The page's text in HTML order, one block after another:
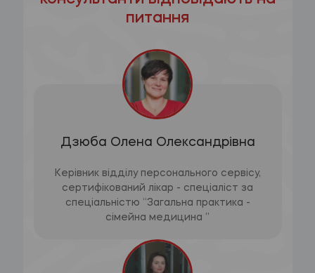
питання
Дзюба Олена Олександрівна
Керівник відділу персонального сервісу,
сертифікований лікар - спеціаліст за
спеціальністю “Загальна практика -
сімейна медицина ”